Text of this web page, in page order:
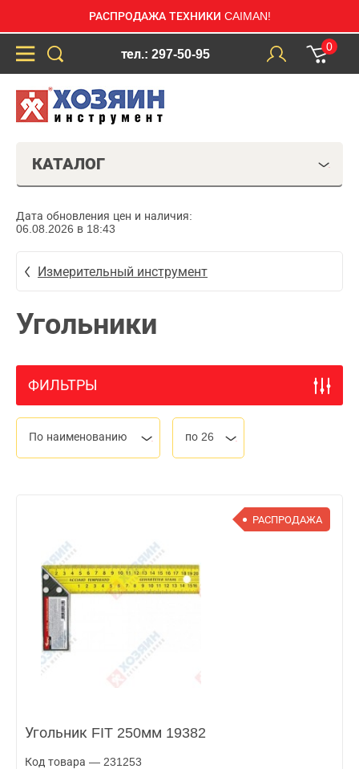
РАСПРОДАЖА ТЕХНИКИ CAIMAN!
тел.: 297-50-95
0
КАТАЛОГ
Дата обновления цен и наличия:
06.08.2026 в 18:43
Измерительный инструмент
Угольники
ФИЛЬТРЫ
По наименованию по 26
РАСПРОДАЖА
Угольник FIT 250мм 19382
Код товара — 231253